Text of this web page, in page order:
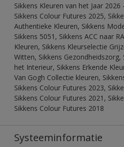
Sikkens Kleuren van het Jaar
Sikkens Colour Futures 2025,
Authentieke Kleuren, Sikkens
Sikkens 5051, Sikkens ACC naar
Kleuren, Sikkens Kleurselectie
Witten, Sikkens
het Interieur, Sikkens Erkende
Van Gogh Collectie kleuren,
Sikkens Colour Futures 2023,
Sikkens Colour Futures 2021,
Sikkens Colour Futures 2018
Systeeminformatie